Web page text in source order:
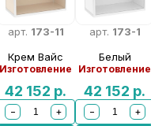
арт. 173-11
Крем Вайс
Изготовление
42 152 р.
−
+
арт. 173-1
Белый
Изготовление
42 152 р.
−
+